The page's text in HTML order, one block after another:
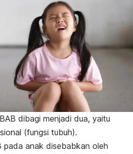
dibagi menjadi dua, yaitu
(fungsi tubuh).
pada anak disebabkan oleh